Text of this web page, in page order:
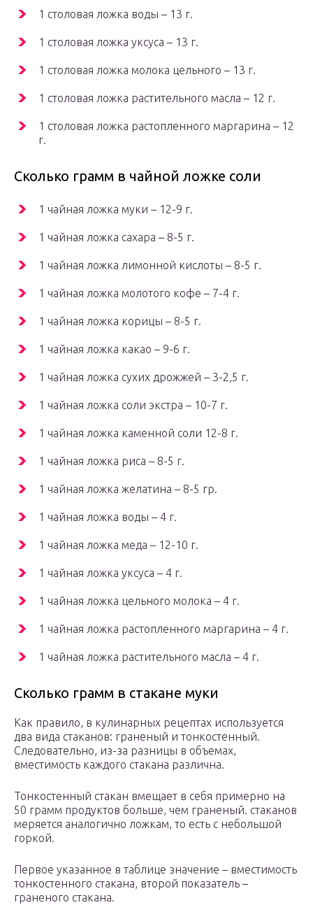
1 столовая ложка воды – 13 г.
1 столовая ложка уксуса – 13 г.
1 столовая ложка молока цельного – 13 г.
1 столовая ложка растительного масла – 12 г.
1 столовая ложка растопленного маргарина – 12
г.
Сколько грамм в чайной ложке соли
1 чайная ложка муки – 12-9 г.
1 чайная ложка сахара – 8-5 г.
1 чайная ложка лимонной кислоты – 8-5 г.
1 чайная ложка молотого кофе – 7-4 г.
1 чайная ложка корицы – 8-5 г.
1 чайная ложка какао – 9-6 г.
1 чайная ложка сухих дрожжей – 3-2,5 г.
1 чайная ложка соли экстра – 10-7 г.
1 чайная ложка каменной соли 12-8 г.
1 чайная ложка риса – 8-5 г.
1 чайная ложка желатина – 8-5 гр.
1 чайная ложка воды – 4 г.
1 чайная ложка меда – 12-10 г.
1 чайная ложка уксуса – 4 г.
1 чайная ложка цельного молока – 4 г.
1 чайная ложка растопленного маргарина – 4 г.
1 чайная ложка растительного масла – 4 г.
Сколько грамм в стакане муки
Как правило, в кулинарных рецептах используется
два вида стаканов: граненый и тонкостенный.
Следовательно, из-за разницы в объемах,
вместимость каждого стакана различна.
Тонкостенный стакан вмещает в себя примерно на
50 грамм продуктов больше, чем граненый. стаканов
меряется аналогично ложкам, то есть с небольшой
горкой.
Первое указанное в таблице значение – вместимость
тонкостенного стакана, второй показатель –
граненого стакана.